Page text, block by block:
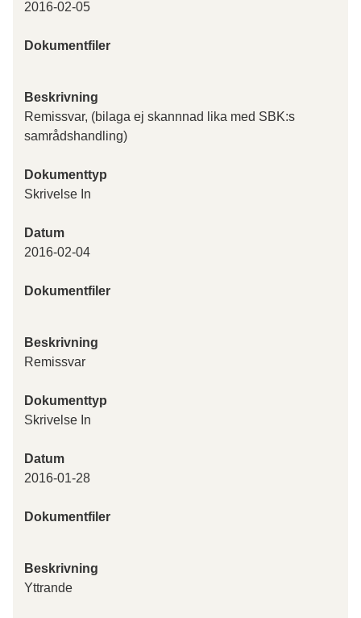
2016-02-05
Dokumentfiler
Beskrivning
Remissvar, (bilaga ej skannnad lika med SBK:s
samrådshandling)
Dokumenttyp
Skrivelse In
Datum
2016-02-04
Dokumentfiler
Beskrivning
Remissvar
Dokumenttyp
Skrivelse In
Datum
2016-01-28
Dokumentfiler
Beskrivning
Yttrande